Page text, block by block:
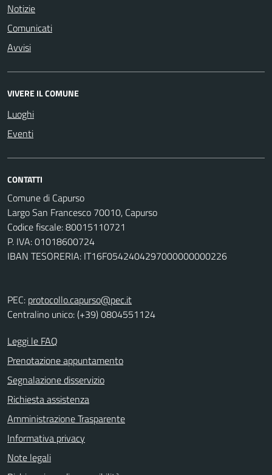
Notizie
Comunicati
Avvisi
VIVERE IL COMUNE
Luoghi
Eventi
CONTATTI
Comune di Capurso
Largo San Francesco 70010, Capurso
Codice fiscale: 80015110721
P. IVA: 01018600724
IBAN TESORERIA: IT16F0542404297000000000226
PEC: protocollo.capurso@pec.it
Centralino unico: (+39) 0804551124
Leggi le FAQ
Prenotazione appuntamento
Segnalazione disservizio
Richiesta assistenza
Amministrazione Trasparente
Informativa privacy
Note legali